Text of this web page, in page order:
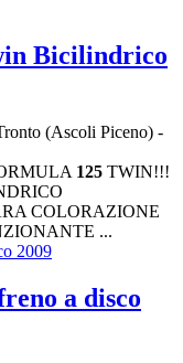
Bicilindrico
(Ascoli Piceno) -
125 TWIN!!!
COLORAZIONE
...
a disco